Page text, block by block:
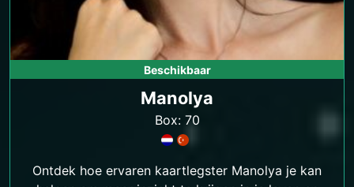
Beschikbaar
Manolya
Box: 70
Ontdek hoe ervaren kaartlegster Manolya je kan